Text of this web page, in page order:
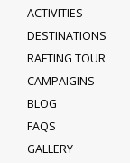
ACTIVITIES
DESTINATIONS
RAFTING TOUR
CAMPAIGINS
BLOG
FAQS
GALLERY